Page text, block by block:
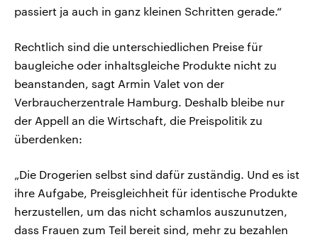
passiert ja auch in ganz kleinen Schritten gerade.“
Rechtlich sind die unterschiedlichen Preise für
baugleiche oder inhaltsgleiche Produkte nicht zu
beanstanden, sagt Armin Valet von der
Verbraucherzentrale Hamburg. Deshalb bleibe nur
der Appell an die Wirtschaft, die Preispolitik zu
überdenken:
„Die Drogerien selbst sind dafür zuständig. Und es ist
ihre Aufgabe, Preisgleichheit für identische Produkte
herzustellen, um das nicht schamlos auszunutzen,
dass Frauen zum Teil bereit sind, mehr zu bezahlen